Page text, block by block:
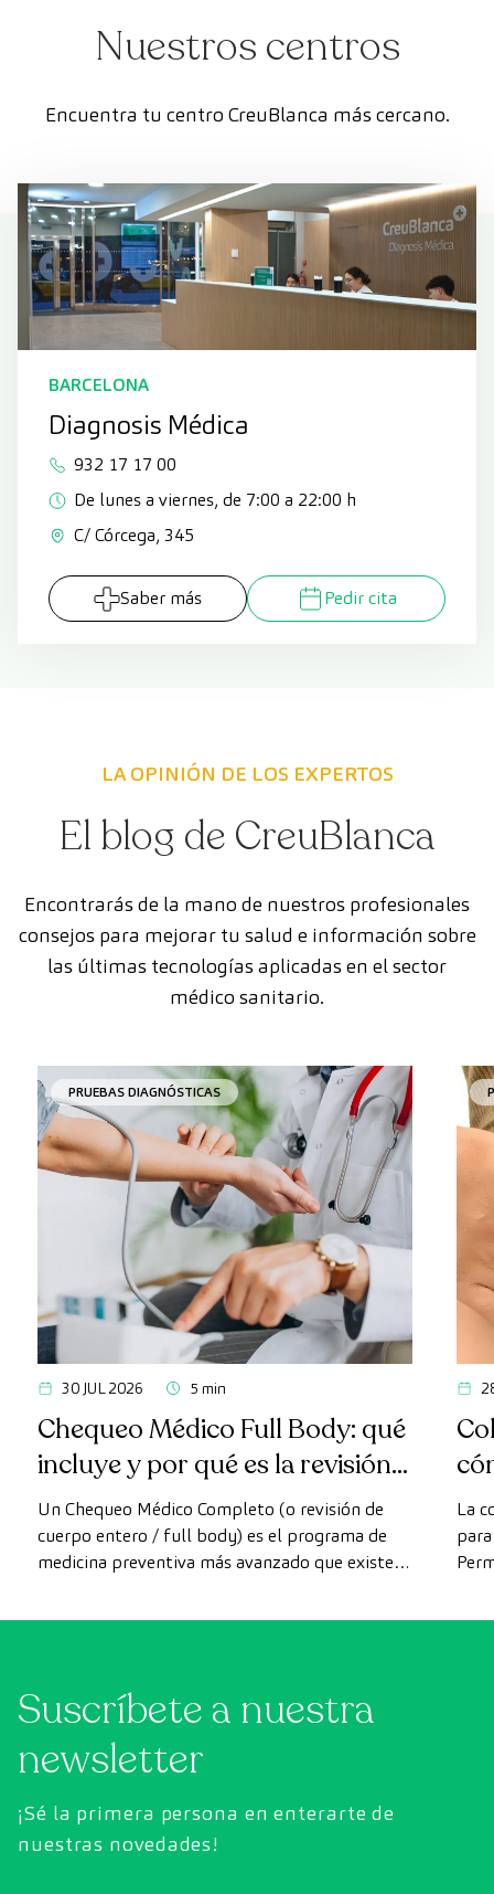
Nuestros centros
Encuentra tu centro CreuBlanca más cercano.
BARCELONA
Diagnosis Médica
932 17 17 00
De lunes a viernes, de 7:00 a 22:00 h
C/ Córcega, 345
Saber más Pedir cita
LA OPINIÓN DE LOS EXPERTOS
El blog de CreuBlanca
Encontrarás de la mano de nuestros profesionales
consejos para mejorar tu salud e información sobre
las últimas tecnologías aplicadas en el sector
médico sanitario.
PRUEBAS DIAGNÓSTICAS
30 JUL 2026 5 min
Chequeo Médico Full Body: qué
incluye y por qué es la revisión
más avanzada
Un Chequeo Médico Completo (o revisión de
cuerpo entero / full body) es el programa de
medicina preventiva más avanzado que existe
convencionales, este chequeo utiliza la
exhaustiva el estado de los órganos vitales, el
sistema vascular y el cerebro antes de que
aparezcan los primeros síntomas.
La
Suscríbete a nuestra
newsletter
¡Sé la primera persona en enterarte de
nuestras novedades!